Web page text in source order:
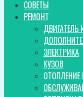
СОВЕТЫ
РЕМОНТ
ДВИГАТЕЛЬ
ЭЛЕКТРИКА
КУЗОВ